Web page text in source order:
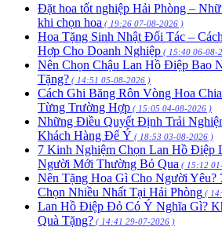
Đặt hoa tốt nghiệp Hải Phòng –
khi chọn hoa ( 19:26 07-08-2026 )
Hoa Tặng Sinh Nhật Đối Tác –
Hợp Cho Doanh Nghiệp ( 15:40 06-08-
Nên Chọn Chậu Lan Hồ Điệp Bao
Tặng? ( 14:51 05-08-2026 )
Cách Ghi Băng Rôn Vòng Hoa
Từng Trường Hợp ( 15:05 04-08-2026 )
Những Điều Quyết Định Trải
Khách Hàng Để Ý ( 18:53 03-08-2026 )
7 Kinh Nghiệm Chọn Lan Hồ Điệp
Người Mới Thường Bỏ Qua ( 15:12
Nên Tặng Hoa Gì Cho Người
Chọn Nhiều Nhất Tại Hải Phòng (
Lan Hồ Điệp Đỏ Có Ý Nghĩa Gì?
Quà Tặng? ( 14:41 29-07-2026 )